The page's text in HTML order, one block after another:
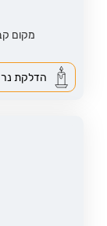
מקום
הדלקת נר